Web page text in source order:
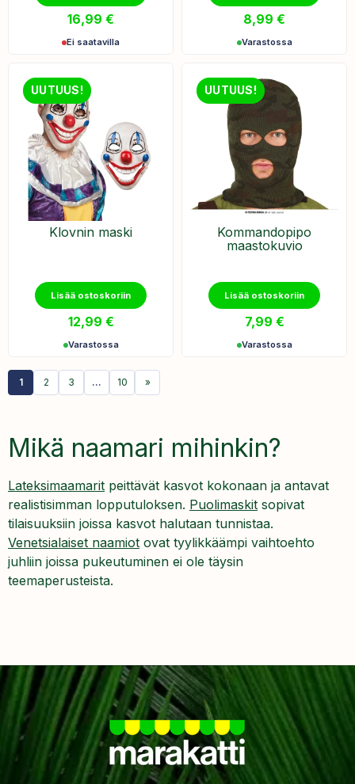
16,99 €
Ei saatavilla
8,99 €
Varastossa
UUTUUS!
Klovnin maski
Lisää ostoskoriin
12,99 €
Varastossa
UUTUUS!
Kommandopipo
maastokuvio
Lisää ostoskoriin
7,99 €
Varastossa
1 2 3 … 10 »
Mikä naamari mihinkin?
Lateksimaamarit peittävät kasvot kokonaan ja antavat
realistisimman lopputuloksen. Puolimaskit sopivat
tilaisuuksiin joissa kasvot halutaan tunnistaa.
Venetsialaiset naamiot ovat tyylikkäämpi vaihtoehto
juhliin joissa pukeutuminen ei ole täysin
teemaperusteista.